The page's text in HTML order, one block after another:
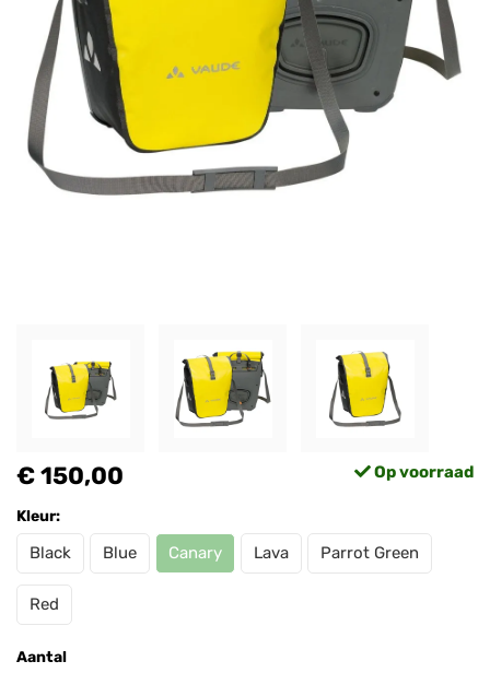
€ 150,00 Op voorraad
Kleur:
Black Blue Canary Lava Parrot Green
Red
Aantal